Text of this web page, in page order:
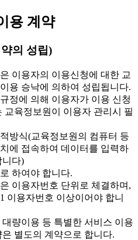
용 계약
의 성립)
이용자의 이용신청에 대한 교
용 승낙에 의하여 성립됩니다.
정에 의해 이용자가 이용 신청
교육정보원이 이용자 관리시 필
방식(교육정보원의 컴퓨터 등
에 접속하여 데이터를 입력하
니다)
하여야 합니다.
이용자번호 단위로 체결하며,
이용자번호 이상이어야 합니
량이용 등 특별한 서비스 이용
별도의 계약으로 합니다.